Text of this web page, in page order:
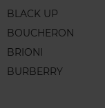
BLACK UP
BOUCHERON
BRIONI
BURBERRY